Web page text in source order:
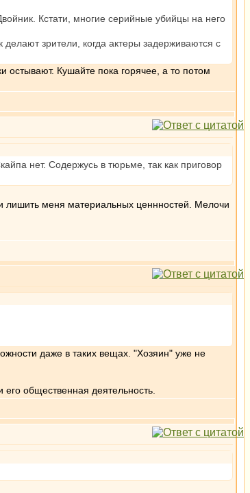
Кстати, многие серийные убийцы на него
зрители, когда актеры задерживаются с
Кушайте пока горячее, а то потом
нет. Содержусь в тюрьме, так как приговор
лишить меня материальных ценнностей. Мелочи
даже в таких вещах. "Хозяин" уже не
общественная деятельность.